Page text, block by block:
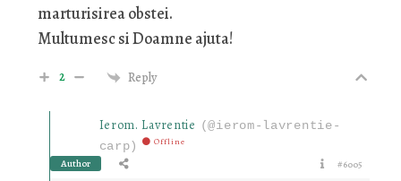
marturisirea obstei.
Multumesc si Doamne ajuta!
2 Reply
Ierom. Lavrentie (@ierom-lavrentie-
carp)
Offline
Author #6005